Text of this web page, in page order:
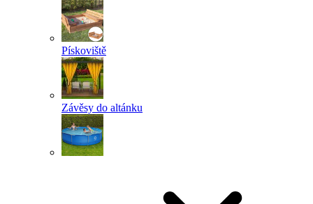
Pískoviště
Závěsy do altánku